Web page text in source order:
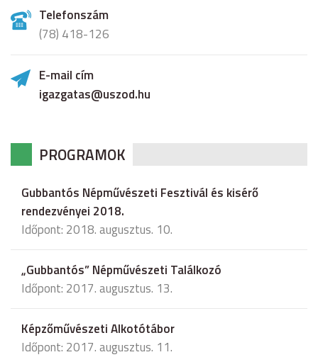
Telefonszám
(78) 418-126
E-mail cím
igazgatas@uszod.hu
PROGRAMOK
Gubbantós Népművészeti Fesztivál és kisérő
rendezvényei 2018.
Időpont: 2018. augusztus. 10.
„Gubbantós” Népművészeti Találkozó
Időpont: 2017. augusztus. 13.
Képzőművészeti Alkotótábor
Időpont: 2017. augusztus. 11.